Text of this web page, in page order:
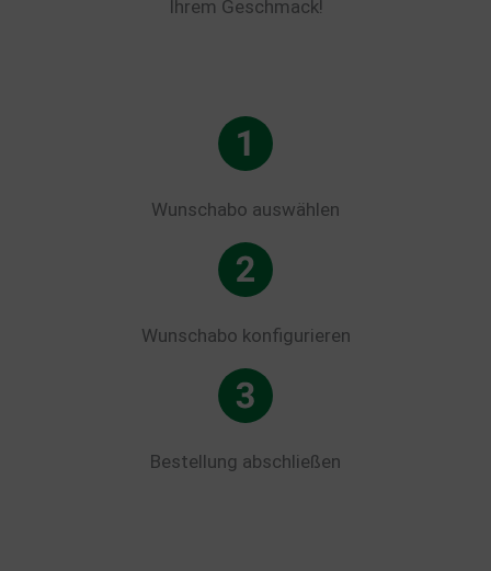
Ihrem Geschmack!
Wunschabo auswählen
Wunschabo konfigurieren
Bestellung abschließen